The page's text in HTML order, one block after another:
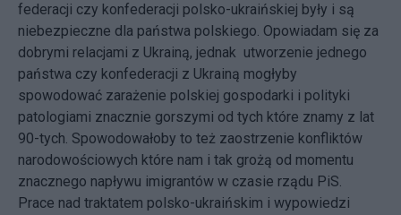
federacji czy konfederacji polsko-ukraińskiej były i są
niebezpieczne dla państwa polskiego. Opowiadam się za
dobrymi relacjami z Ukrainą, jednak utworzenie jednego
państwa czy konfederacji z Ukrainą mogłyby
spowodować zarażenie polskiej gospodarki i polityki
patologiami znacznie gorszymi od tych które znamy z lat
90-tych. Spowodowałoby to też zaostrzenie konfliktów
narodowościowych które nam i tak grożą od momentu
znacznego napływu imigrantów w czasie rządu PiS.
Prace nad traktatem polsko-ukraińskim i wypowiedzi